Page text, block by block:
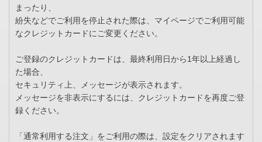
まったり、
紛失などでご利用を停止された際は、マイページでご利用可能
なクレジットカードにご変更ください。
ご登録のクレジットカードは、最終利用日から1年以上経過し
た場合、
セキュリティ上、メッセージが表示されます。
メッセージを非表示にするには、クレジットカードを再度ご登
録ください。
「通常利用する注文」をご利用の際は、設定をクリアされます